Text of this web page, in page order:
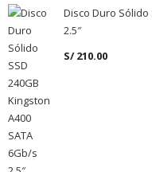
Disco Duro Sólido
2.5″
S/210.00